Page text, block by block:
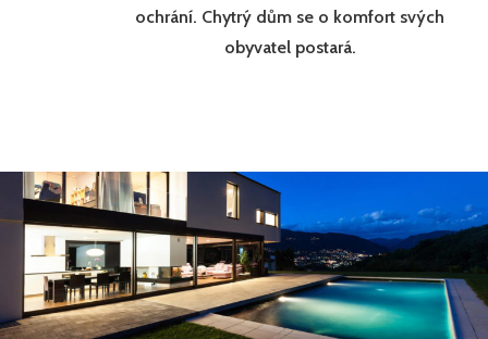
ochrání. Chytrý dům se o komfort svých
obyvatel postará.